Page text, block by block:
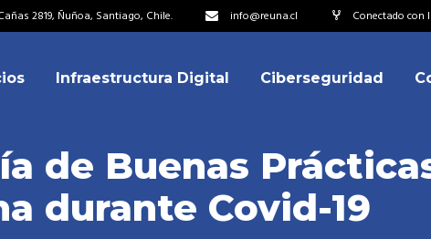
2819, Ñuñoa, Santiago, Chile. info@reuna.cl Conectado con
Miembros
Infraestructura Digital Ciberseguridad
Miembros
Directorio
Equipo
de Buenas
durante Covid-19